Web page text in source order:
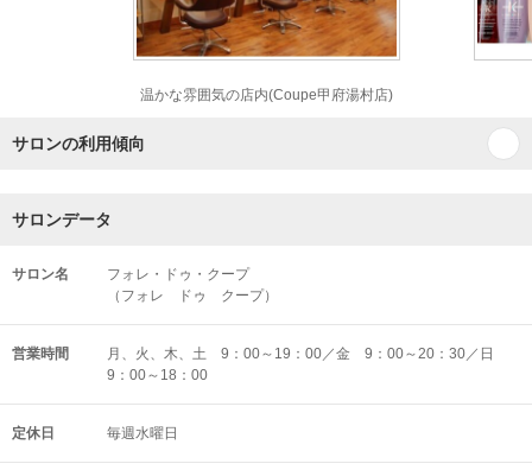
温かな雰囲気の店内(Coupe甲府湯村店)
サロンの利用傾向
サロンデータ
サロン名
フォレ・ドゥ・クープ
（フォレ ドゥ クープ）
営業時間
月、火、木、土 9：00～19：00／金 9：00～20：30／日
9：00～18：00
定休日 毎週水曜日